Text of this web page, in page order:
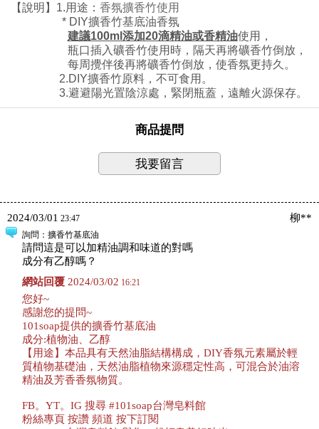
【說明】1.用途： 香氛擴香竹使用
* DIY擴香竹基底油香氛
建議100ml添加20滴精油或香精油使用，
瓶口插入礦香竹使用時，隔天再將礦香竹倒放，
每周攪伴後再將礦香竹倒放，使香氛更持久 。
2.DIY擴香竹原料， 不可食用。
3.避避陽光置陰涼處，緊閉瓶蓋，遠離火源保存。
商品提問
我要留言
2024/03/01 23:47 柳**
詢問 ：擴香竹基底油
請問這是可以加精油調和味道的對嗎
成分有乙醇嗎？
網站回覆2024/03/02 16:21
您好~
感謝您的提問~
101soap提供的擴香竹基底油
成分:植物油、乙醇
【用途】本品具有天然油脂結構構成，DIY香氛元素屬於輕
質植物基礎油，天然油脂植物來源穩定性高，可混合於油溶
精油及芳香香氛物質。
FB。YT。IG 搜尋 #101soap台灣皂料館
粉絲專頁 按讚 頻道 按下訂閱